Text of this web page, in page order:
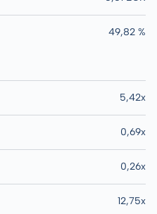
49,82 %
5,42x
0,69x
0,26x
12,75x